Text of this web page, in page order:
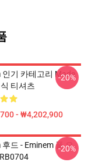
인기 카테고리 Made
티셔츠
- ₩4,202,900
-20%
후드 - Eminem 풀 오
-20%